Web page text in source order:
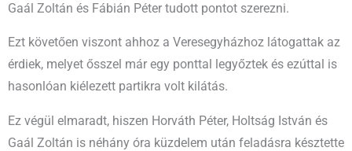
Gaál Zoltán és Fábián Péter tudott pontot szerezni.
Ezt követően viszont ahhoz a Veresegyházhoz látogattak az
érdiek, melyet ősszel már egy ponttal legyőztek és ezúttal is
hasonlóan kiélezett partikra volt kilátás.
Ez végül elmaradt, hiszen Horváth Péter, Holtság István és
Gaál Zoltán is néhány óra küzdelem után feladásra késztette